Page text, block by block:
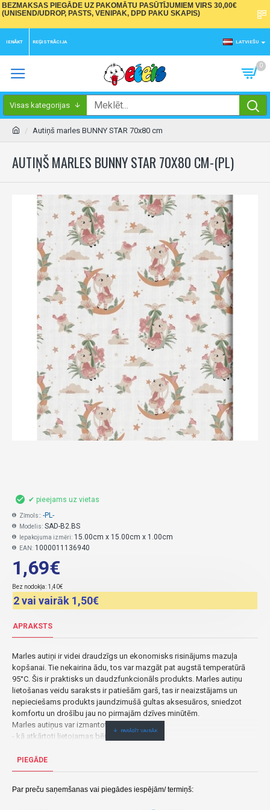
BEZMAKSAS PIEGĀDE UZ PAKOMĀTU PASŪTĪJUMIEM VIRS 30,00€
(UNISEND/UDROP, PASTS, VENIPAK, DPD PAKU SKAPIS)
IENĀKT REĢISTRĀCIJA LATVIEŠU
0
Visas kategorijas
Autiņš marles BUNNY STAR 70x80 cm
AUTIŅŠ MARLES BUNNY STAR 70X80 CM-(PL)
1,69€
Bez nodokļa: 1,40€
2 vai vairāk 1,50€
✔ pieejams uz vietas
Zīmols:: -PL-
Modelis: SAD-B2.BS
Iepakojuma izmēri: 15.00cm x 15.00cm x 1.00cm
EAN: 1000011136940
APRAKSTS
Marles autiņi ir videi draudzīgs un ekonomisks risinājums mazuļa
kopšanai. Tie nekairina ādu, tos var mazgāt pat augstā temperatūrā
95°C. Šis ir praktisks un daudzfunkcionāls produkts. Marles autiņu
lietošanas veidu saraksts ir patiešām garš, tas ir neaizstājams un
nepieciešams produkts jaundzimušā gultas aksesuāros, sniedzot
komfortu un drošību jau no pirmajām dzīves minūtēm.
Marles autiņus var izmantot:
- kā atkārtoti lietojamas bērnu autiņbiksītes;
barošanas laikā;
- kā vecāku drēbju aizsardzība atraugu gadījumā;
- roku un mutes noslaucīšanai, mēģinot barot cietu barību (arī kā
PIEGĀDE
Par preču saņemšanas vai piegādes iespējām/ termiņš: